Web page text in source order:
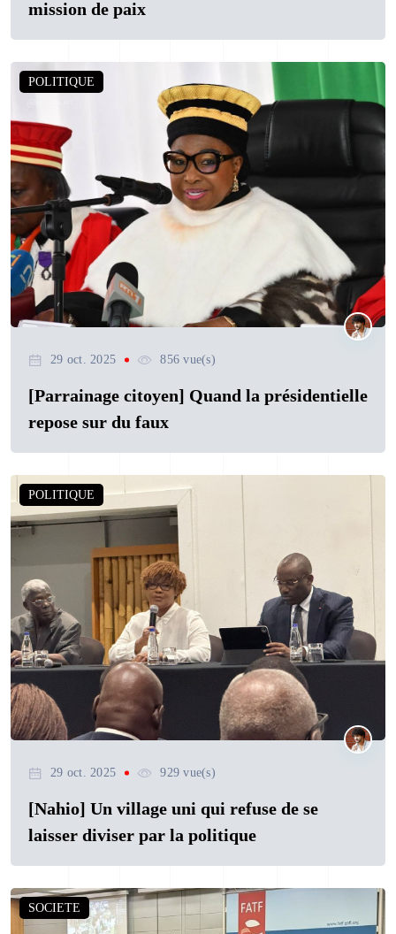
mission de paix
POLITIQUE
29 oct. 2025 856 vue(s)
[Parrainage citoyen] Quand la présidentielle
repose sur du faux
POLITIQUE
29 oct. 2025 929 vue(s)
[Nahio] Un village uni qui refuse de se
laisser diviser par la politique
SOCIETE